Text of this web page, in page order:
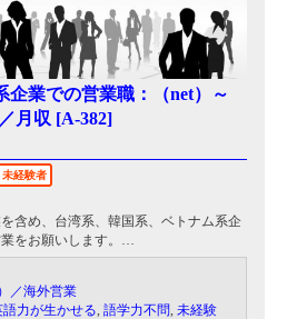
企業での営業職：（net）～
月収 [A-382]
未経験者
含め、台湾系、韓国系、ベトナム系企
をお願いします。
はベトナム北部がメインとなり、場合
ベトナム人と同行して営業を行って頂
／海外営業
語力が生かせる 語学力不問 未経験